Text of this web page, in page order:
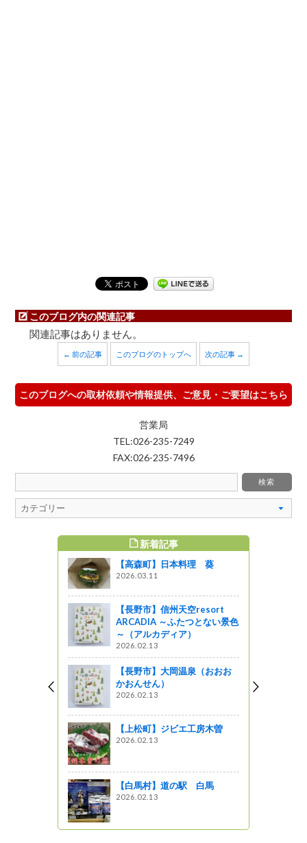
このブログ内の関連記事
関連記事はありません。
← 前の記事 このブログのトップへ 次の記事 →
このブログへの取材依頼や情報提供、ご意見・ご要望はこちら
営業局
TEL:026-235-7249
FAX:026-235-7496
新着記事
【高森町】日本料理 葵
2026.03.11
【長野市】信州天空resort
ARCADIA ～ふたつとない景色
～（アルカディア）
2026.02.13
【長野市】大岡温泉（おおお
かおんせん）
2026.02.13
【上松町】ジビエ工房木曽
2026.02.13
【白馬村】道の駅 白馬
2026.02.13